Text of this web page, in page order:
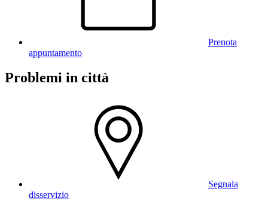
Prenota
appuntamento
Problemi in città
Segnala
disservizio